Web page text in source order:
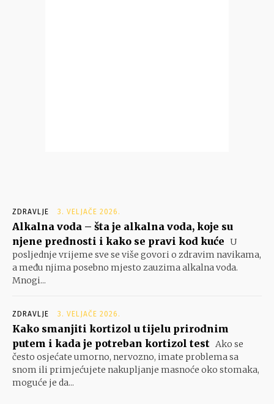
ZDRAVLJE 3. VELJAČE 2026.
Alkalna voda – šta je alkalna voda, koje su
njene prednosti i kako se pravi kod kuće U
posljednje vrijeme sve se više govori o zdravim navikama,
a među njima posebno mjesto zauzima alkalna voda.
Mnogi...
ZDRAVLJE 3. VELJAČE 2026.
Kako smanjiti kortizol u tijelu prirodnim
putem i kada je potreban kortizol test Ako se
često osjećate umorno, nervozno, imate problema sa
snom ili primjećujete nakupljanje masnoće oko stomaka,
moguće je da...